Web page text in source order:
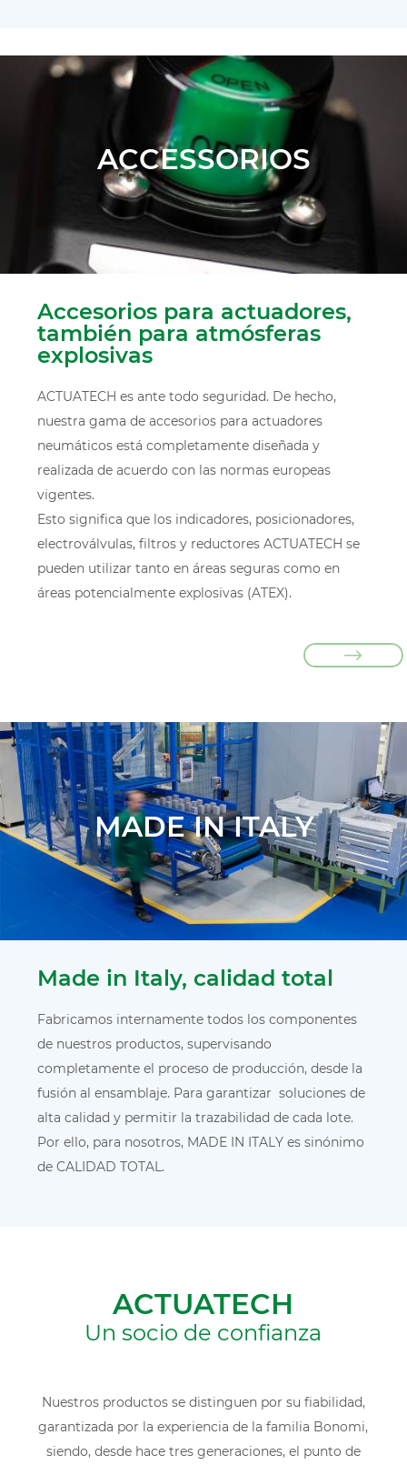
ACCESSORIOS
Accesorios para actuadores,
también para atmósferas
explosivas
ACTUATECH es ante todo seguridad. De hecho,
nuestra gama de accesorios para actuadores
neumáticos está completamente diseñada y
realizada de acuerdo con las normas europeas
vigentes.
Esto significa que los indicadores, posicionadores,
electroválvulas, filtros y reductores ACTUATECH se
pueden utilizar tanto en áreas seguras como en
áreas potencialmente explosivas (ATEX).
Made in Italy, calidad total
Fabricamos internamente todos los componentes
de nuestros productos, supervisando
completamente el proceso de producción, desde la
fusión al ensamblaje. Para garantizar soluciones de
alta calidad y permitir la trazabilidad de cada lote.
Por ello, para nosotros, MADE IN ITALY es sinónimo
de CALIDAD TOTAL.
MADE IN ITALY
ACTUATECH
Un socio de confianza
Nuestros productos se distinguen por su fiabilidad,
garantizada por la experiencia de la familia Bonomi,
siendo, desde hace tres generaciones, el punto de